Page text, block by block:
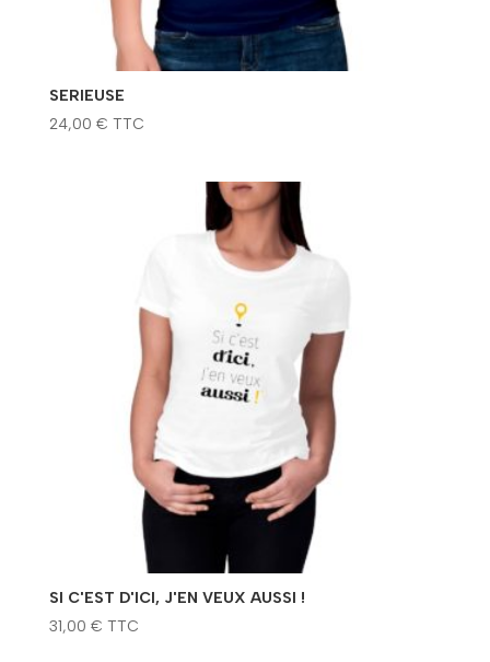
SERIEUSE
24,00 € TTC
SI C'EST D'ICI, J'EN VEUX AUSSI !
31,00 € TTC